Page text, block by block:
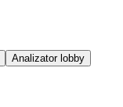
Analizator lobby